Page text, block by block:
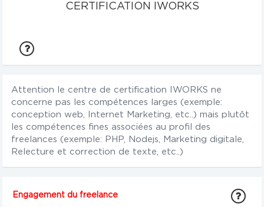
CERTIFICATION IWORKS
Attention le centre de certification IWORKS ne
concerne pas les compétences larges (exemple:
conception web, Internet Marketing, etc..) mais plutôt
les compétences fines associées au profil des
freelances (exemple: PHP, Nodejs, Marketing digitale,
Relecture et correction de texte, etc..)
Engagement du freelance